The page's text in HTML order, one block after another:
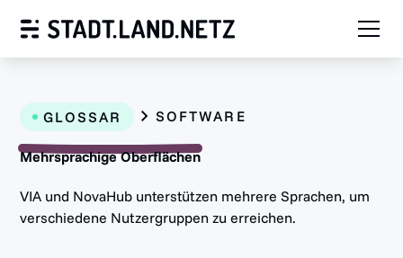
GLOSSAR SOFTWARE
Mehrsprachige Oberflächen
VIA und NovaHub unterstützen mehrere Sprachen, um
verschiedene Nutzergruppen zu erreichen.